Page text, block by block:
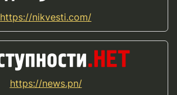
https://nikvesti.com/
https://news.pn/